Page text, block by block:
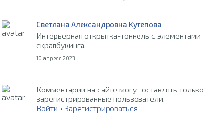
Светлана Александровна Кутепова
Интерьерная открытка-тоннель с элементами
скрапбукинга.
10 апреля 2023
Комментарии на сайте могут оставлять только
зарегистрированные пользователи.
Войти •Зарегистрироваться